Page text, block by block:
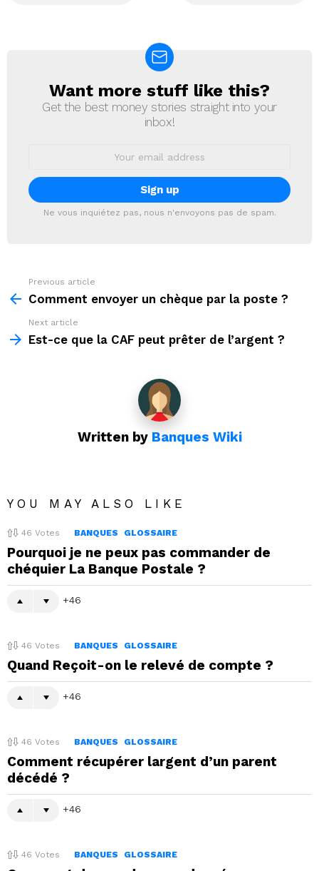
NEWSLETTER
Want more stuff like this?
Get the best money stories straight into your
inbox!
Ne vous inquiétez pas, nous n'envoyons pas de spam.
more
Previous article
Comment envoyer un chèque par la poste ?
Next article
Est-ce que la CAF peut prêter de l’argent ?
Written by Banques Wiki
YOU MAY ALSO LIKE
46 Votes BANQUES GLOSSAIRE
Pourquoi je ne peux pas commander de
chéquier La Banque Postale ?
46
46 Votes BANQUES GLOSSAIRE
Quand Reçoit-on le relevé de compte ?
46
46 Votes BANQUES GLOSSAIRE
Comment récupérer largent d’un parent
décédé ?
46
46 Votes BANQUES GLOSSAIRE